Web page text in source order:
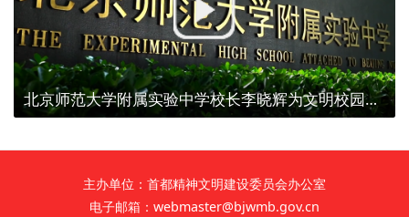
北京师范大学附属实验中学校长李晓辉为文明校园代言
主办单位：首都精神文明建设委员会办公室
电子邮箱：webmaster@bjwmb.gov.cn